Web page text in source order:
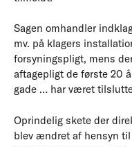
Sagen omhandler
mv. på klagers
forsyningspligt, mens
aftagepligt de første 20
gade … har været
Oprindelig skete der
blev ændret af hensyn